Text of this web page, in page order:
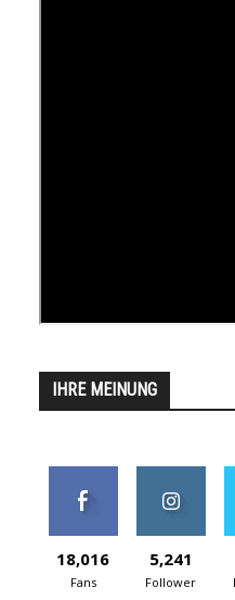
IHRE MEINUNG
18,016
Fans
5,241
Follower